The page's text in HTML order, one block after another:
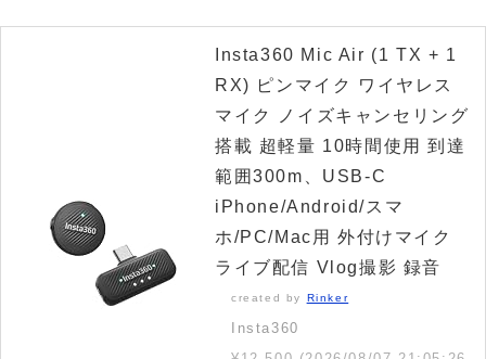
Insta360 Mic Air (1 TX + 1
RX) ピンマイク ワイヤレス
マイク ノイズキャンセリング
搭載 超軽量 10時間使用 到達
範囲300m、USB-C
iPhone/Android/スマ
ホ/PC/Mac用 外付けマイク
ライブ配信 Vlog撮影 録音
created by Rinker
Insta360